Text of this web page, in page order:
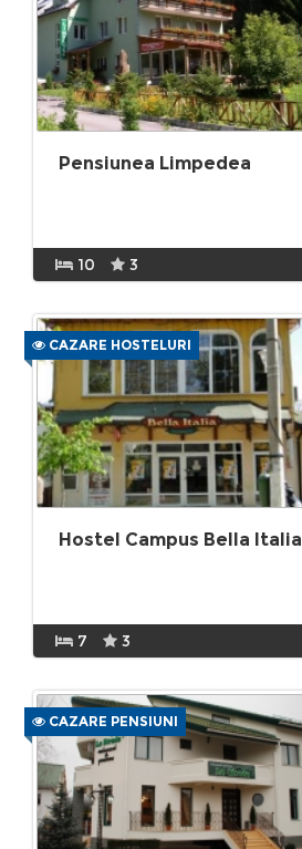
Pensiunea Limpedea
10 3
CAZARE HOSTELURI
Hostel Campus Bella Italia
7 3
CAZARE PENSIUNI